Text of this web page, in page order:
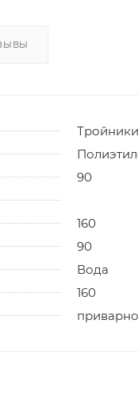
90
160
90
Вода
160